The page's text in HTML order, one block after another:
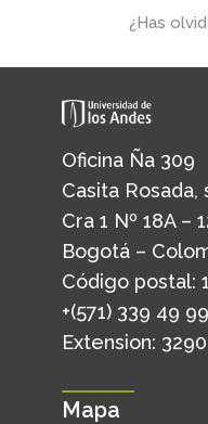
¿Has
Oficina Ña 309
Casita
Cra 1 Nº 18A –
Bogotá –
Código postal:
+(571) 339 49 99
Extension: 3290
Mapa